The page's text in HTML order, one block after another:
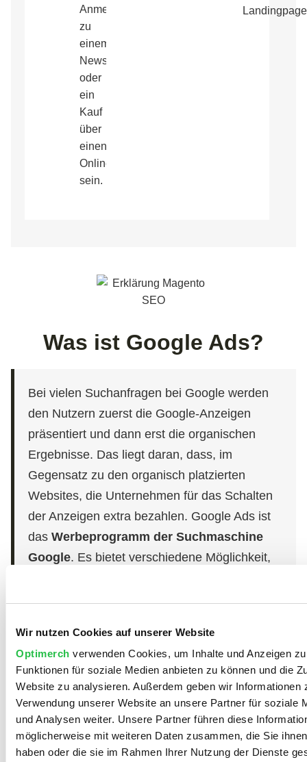
Wir nutzen Cookies auf unserer Website
Optimerch verwenden Cookies, um Inhalte und Anzeigen
Funktionen für soziale Medien anbieten zu können und die
Website zu analysieren. Außerdem geben wir Informationen
Verwendung unserer Website an unsere Partner für soziale
und Analysen weiter. Unsere Partner führen diese
möglicherweise mit weiteren Daten zusammen, die Sie
haben oder die sie im Rahmen Ihrer Nutzung der Dienste
Anmeldung
zu
einem
Newsletter
oder
ein
Kauf
über
einen
Onlineshop
sein.
Was ist Google Ads?
Bei vielen Suchanfragen bei Google werden
den Nutzern zuerst die Google-Anzeigen
präsentiert und dann erst die organischen
Ergebnisse. Das liegt daran, dass, im
Gegensatz zu den organisch platzierten
Websites, die Unternehmen für das Schalten
der Anzeigen extra bezahlen. Google Ads ist
das Werbeprogramm der Suchmaschine
Google. Es bietet verschiedene Möglichkeit,
eine klassische Maßnahme des Search
Engine Advertising (SEA).
Optimerch hat sich im SEA-Bereich auf
Suchanzeigen, Google Shopping Ads,Display
AdsundRemarketing-Anzeigen spezialisiert.
Wir sind außerdem Experten im Bereich